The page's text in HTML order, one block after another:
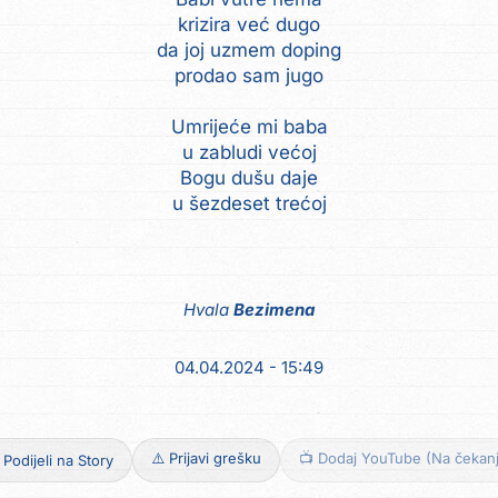
krizira već dugo
da joj uzmem doping
prodao sam jugo
Umrijeće mi baba
u zabludi većoj
Bogu dušu daje
u šezdeset trećoj
Hvala Bezimena
04.04.2024 - 15:49
Podijeli na Story ⚠️ Prijavi grešku 📺 Dodaj YouTube (Na